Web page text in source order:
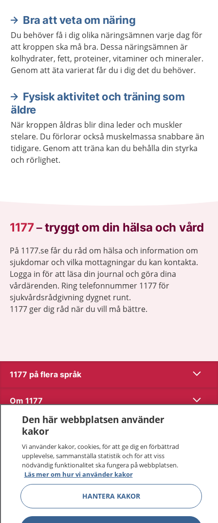
Bra att veta om näring
Du behöver få i dig olika näringsämnen varje dag för
att kroppen ska må bra. Dessa näringsämnen är
kolhydrater, fett, proteiner, vitaminer och mineraler.
Genom att äta varierat får du i dig det du behöver.
Fysisk aktivitet och träning som
äldre
När kroppen åldras blir dina leder och muskler
stelare. Du förlorar också muskelmassa snabbare än
tidigare. Genom att träna kan du behålla din styrka
och rörlighet.
1177–tryggt om din hälsa och vård
På 1177.se får du råd om hälsa och information om
sjukdomar och vilka mottagningar du kan kontakta.
Logga in för att läsa din journal och göra dina
vårdärenden. Ring telefonnummer 1177 för
sjukvårdsrådgivning dygnet runt.
1177 ger dig råd när du vill må bättre.
1177 på flera språk Visa
Om 1177 Visa
Kontakt
Behandling av personuppgifter
Hantering av kakor
Inställningar för kakor
Den här webbplatsen använder
kakor
Vi använder kakor, cookies, för att ge dig en förbättrad
upplevelse, sammanställa statistik och för att viss
nödvändig funktionalitet ska fungera på webbplatsen.
Läs mer om hur vi använder kakor
HANTERA KAKOR